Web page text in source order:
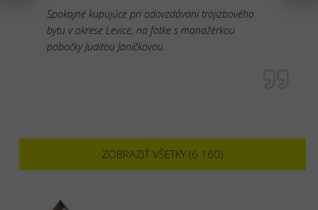
Spokojné kupujúce pri odovzdávaní trojizbového
bytu v okrese Levice, na fotke s manažérkou
pobočky Juditou Janíčkovou.
ZOBRAZIŤ VŠETKY (6 160)